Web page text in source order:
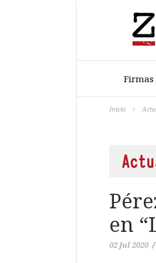
Firmas
Inicio >
en
02 Jul 2020 /